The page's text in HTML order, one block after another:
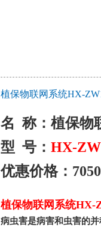
植保物联网系统HX-
名 称： 植保物
型 号： HX-
优惠价格：
植保物联网系统HX-
病虫害是病害和虫害的